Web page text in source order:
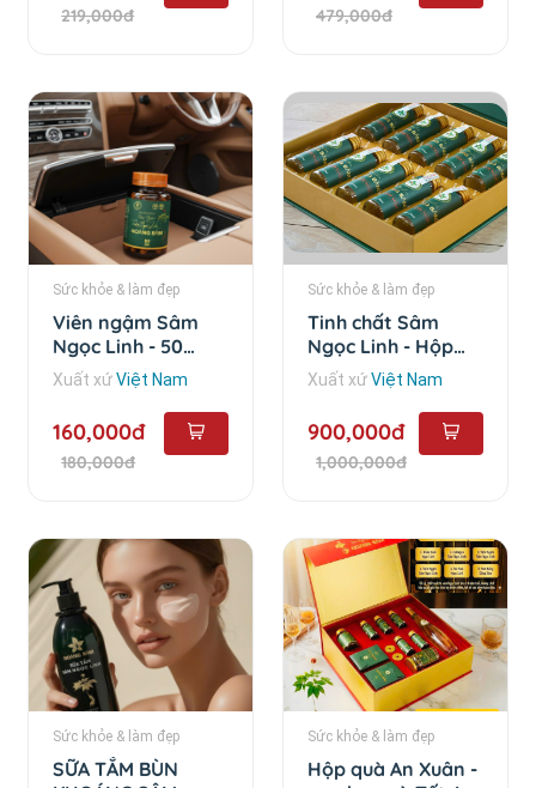
219,000đ 479,000đ
Sức khỏe & làm đẹp
Viên ngậm Sâm
Ngọc Linh - 50
viên/hộp
Xuất xứViệt Nam
160,000đ
180,000đ
Sức khỏe & làm đẹp
Tinh chất Sâm
Ngọc Linh - Hộp
Combo 10 chai
Xuất xứViệt Nam
900,000đ
1,000,000đ
Sức khỏe & làm đẹp
SỮA TẮM BÙN
Sức khỏe & làm đẹp
Hộp quà An Xuân -